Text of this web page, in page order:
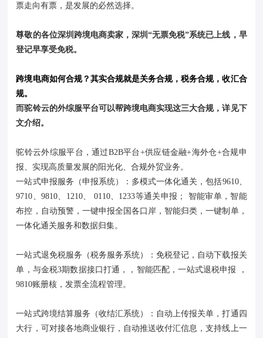
票走向有票，是发展的必然选择。
尊敬的各位深圳跨境电商卖家，深圳“无票免税”系统已上线，早
登记早享受免税。
跨境电商如何合规？其实合规就是关务合规，税务合规，收汇合
规。
而驼铃云的外综服平台可以帮跨境电商实现这三大合规，详见下
文介绍。
驼铃云外综服平台，通过B2B平台+供应链金融+海外仓+合规申
报、实现高质量发展的阳光化、合规外贸业务。
一站式申报服务（申报系统）：多模式一体化通关，包括9610、
9710、9810、1210、 0110、1233等通关申报； 智能审单，智能
布控，自动预警，一键申报全国各口岸，智能归类，一键制单，
一体化通关服务和数据归集。
一站式退免税服务（税务服务系统）：免税登记，自动下载报关
单，与金税3期数据接口打通，，智能匹配，一站式退税申报 ，
9810账册核，发票全流程管理。
一站式跨境结算服务（收结汇系统）：自动上传报关单，打通四
大行，可对接各地商业银行，自动推送收付汇信息，支持线上一